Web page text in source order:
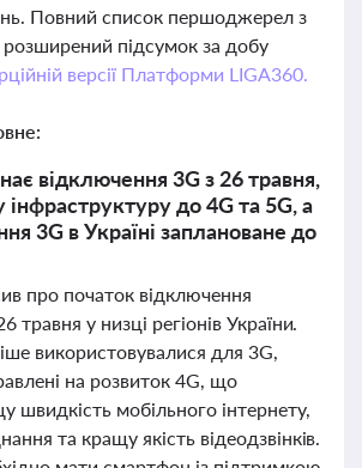
Повний список першоджерел з
підсумок за добу
версії Платформи LIGA360.
відключення 3G з 26 травня,
до 4G та 5G, а
3G в Україні заплановане до
про початок відключення
травня у низці регіонів України.
використовувалися для 3G,
на розвиток 4G, що
швидкість мобільного інтернету,
та кращу якість відеодзвінків.